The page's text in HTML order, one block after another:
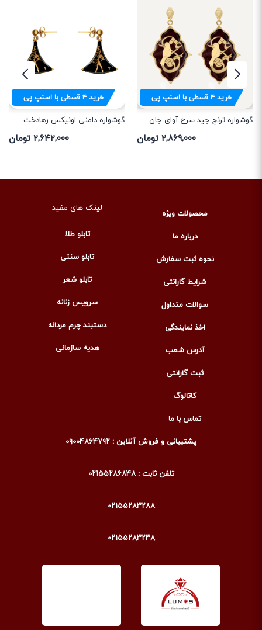
خرید۴قسطی با اسنپ پی
گوشواره ترنج جید سرخ آوای جان
۲,۸۶۹,۰۰۰ تومان
خرید۴قسطی با اسنپ پی
گوشواره دامنی اونیکس رهادخت
۲,۶۴۲,۰۰۰ تومان
محصولات ویژه
درباره ما
نحوه ثبت سفارش
شرایط گارانتی
سوالات متداول
اخذ نمایندگی
آدرس شعب
ثبت گارانتی
کاتالوگ
تماس با ما
لینک های مفید
تابلو طلا
تابلو سنتی
تابلو شعر
سرویس زنانه
دستبند چرم مردانه
هدیه سازمانی
پشتیبانی و فروش آنلاین : ۰۹۰۰۴۸۶۴۷۹۲
تلفن ثابت : ۰۲۱۵۵۲۸۶۸۴۸
۰۲۱۵۵۲۸۳۲۸۸
۰۲۱۵۵۲۸۳۲۳۸